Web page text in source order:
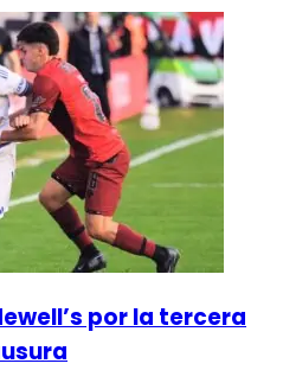
por la tercera